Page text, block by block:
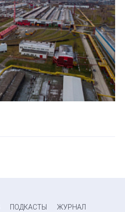
ПОДКАСТЫ ЖУРНАЛ